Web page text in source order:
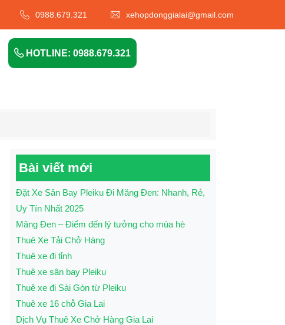
0988.679.321 xehopdonggialai@gmail.com
HOTLINE: 0988.679.321
Bài viết mới
Đặt Xe Sân Bay Pleiku Đi Măng Đen: Nhanh, Rẻ,
Uy Tín Nhất 2025
Măng Đen – Điểm đến lý tưởng cho mùa hè
Thuê Xe Tải Chở Hàng
Thuê xe đi tỉnh
Thuê xe sân bay Pleiku
Thuê xe đi Sài Gòn từ Pleiku
Thuê xe 16 chỗ Gia Lai
Dịch Vụ Thuê Xe Chở Hàng Gia Lai